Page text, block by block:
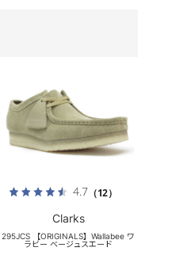
4.7（12）
Clarks
295JCS 【ORIGINALS】Wallabee ワ
ラビー ベージュスエード